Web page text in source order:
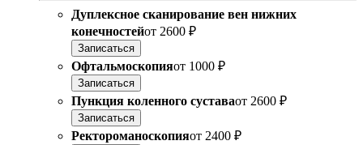
Дуплексное сканирование вен нижних
конечностейот 2600 ₽
Записаться
Офтальмоскопияот 1000 ₽
Записаться
Пункция коленного суставаот 2600 ₽
Записаться
Ректороманоскопияот 2400 ₽